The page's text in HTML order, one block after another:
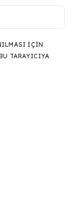
IÇIN
TARAYICIYA